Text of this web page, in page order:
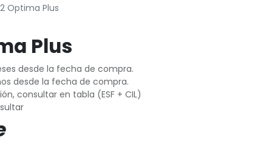
Optima Plus
Plus
desde la fecha de compra.
desde la fecha de compra.
consultar en tabla (ESF + CIL)